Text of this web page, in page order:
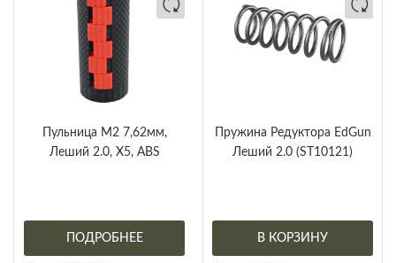
Пульница М2 7,62мм,
Леший 2.0, X5, ABS
ПОДРОБНЕЕ
Пружина Редуктора EdGun
Леший 2.0 (ST10121)
В КОРЗИНУ